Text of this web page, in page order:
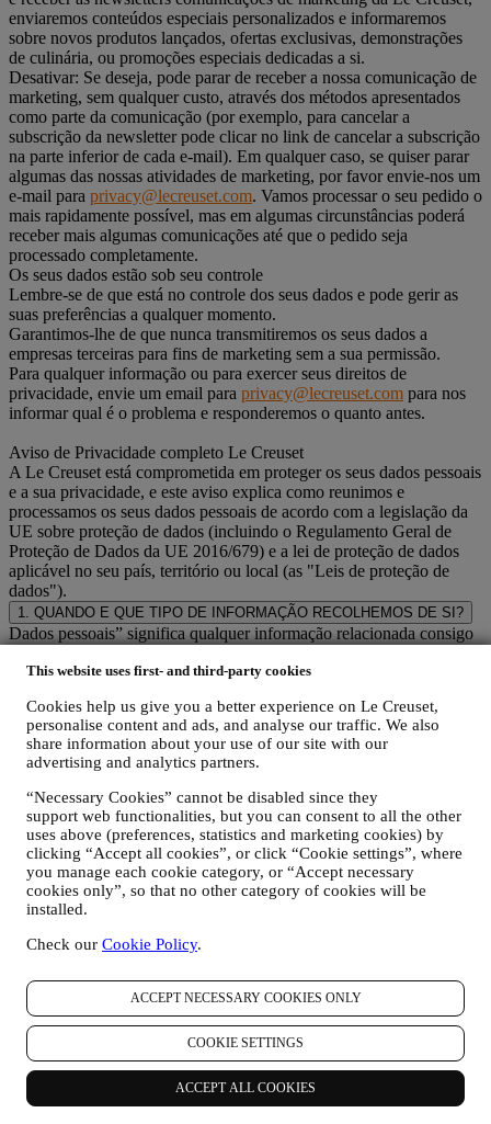
This website uses first- and third-party cookies
Cookies help us give you a better experience on Le Creuset,
personalise content and ads, and analyse our traffic. We also
share information about your use of our site with our
advertising and analytics partners.
“Necessary Cookies” cannot be disabled since they
support web functionalities, but you can consent to all the other
uses above (preferences, statistics and marketing cookies) by
clicking “Accept all cookies”, or click “Cookie settings”, where
you manage each cookie category, or “Accept necessary
cookies only”, so that no other category of cookies will be
installed.
Check our Cookie Policy.
ACCEPT NECESSARY COOKIES ONLY
COOKIE SETTINGS
ACCEPT ALL COOKIES
enviaremos conteúdos especiais personalizados e informaremos
sobre novos produtos lançados, ofertas exclusivas, demonstrações
de culinária, ou promoções especiais dedicadas a si.
Desativar: Se deseja, pode parar de receber a nossa comunicação de
marketing, sem qualquer custo, através dos métodos apresentados
como parte da comunicação (por exemplo, para cancelar a
subscrição da newsletter pode clicar no link de cancelar a subscrição
na parte inferior de cada e-mail). Em qualquer caso, se quiser parar
algumas das nossas atividades de marketing, por favor envie-nos um
e-mail para privacy@lecreuset.com. Vamos processar o seu pedido o
mais rapidamente possível, mas em algumas circunstâncias poderá
receber mais algumas comunicações até que o pedido seja
processado completamente.
Os seus dados estão sob seu controle
Lembre-se de que está no controle dos seus dados e pode gerir as
suas preferências a qualquer momento.
Garantimos-lhe de que nunca transmitiremos os seus dados a
empresas terceiras para fins de marketing sem a sua permissão.
Para qualquer informação ou para exercer seus direitos de
privacidade, envie um email para privacy@lecreuset.com para nos
informar qual é o problema e responderemos o quanto antes.
Aviso de Privacidade completo Le Creuset
A Le Creuset está comprometida em proteger os seus dados pessoais
e a sua privacidade, e este aviso explica como reunimos e
processamos os seus dados pessoais de acordo com a legislação da
UE sobre proteção de dados (incluindo o Regulamento Geral de
Proteção de Dados da UE 2016/679) e a lei de proteção de dados
aplicável no seu país, território ou local (as "Leis de proteção de
dados").
1. QUANDO E QUE TIPO DE INFORMAÇÃO RECOLHEMOS DE SI?
Dados pessoais” significa qualquer informação relacionada consigo
outras informações.
intencionalmente dados relacionados a crianças.
Podemos reunir os seus dados pessoais quando utiliza o nosso site (o
"Site"), se registra uma conta Le Creuset, compra um produto Le
Creuset no site ou nas lojas Le Creuset (Boutiques Signature e
Outlets) ou assina as nossas comunicações de marketing. Os dados
pessoais podem dizer respeito a:
nome, sobrenome, endereço de e-mail, data de nascimento e
outros detalhes de contato (endereço, número de telefone e
endereço de e-mail), para registrar uma conta Le Creuset ou
comprar como usuário convidado, ou para assinar nossa
os seus dados de compra, por exemplo, data e hora da
pagamentos, para gerenciar seus pedidos.
dados sobre o seu histórico de navegação on-line (por
exemplo, identificadores on-line - como seu endereço IP,
versão do navegador, sistema operacional, duração da visita,
usuário que retorna, origem geográfica), reunidos durante as
suas visitas ao site (se você é um usuário registrado ou não),
usando registros e / ou tecnologias de rastreamento como